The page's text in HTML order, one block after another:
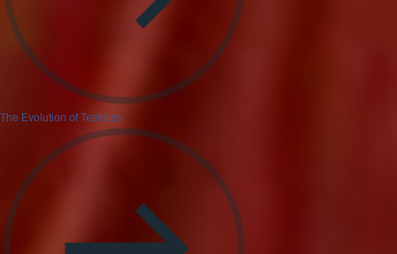
The Evolution of Testicles